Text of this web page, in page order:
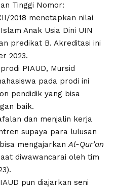
Tinggi Nomor:
2018 menetapkan nilai
Anak Usia Dini UIN
predikat B. Akreditasi ini
2023.
PIAUD, Mursid
pada prodi ini
pendidik yang bisa
baik.
dan menjalin kerja
supaya para lulusan
mengajarkanAl-Qur’an
diwawancarai oleh tim
pun diajarkan seni